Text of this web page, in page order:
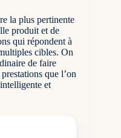
la plus pertinente
produit et de
qui répondent à
cibles. On
de faire
que l’on
et